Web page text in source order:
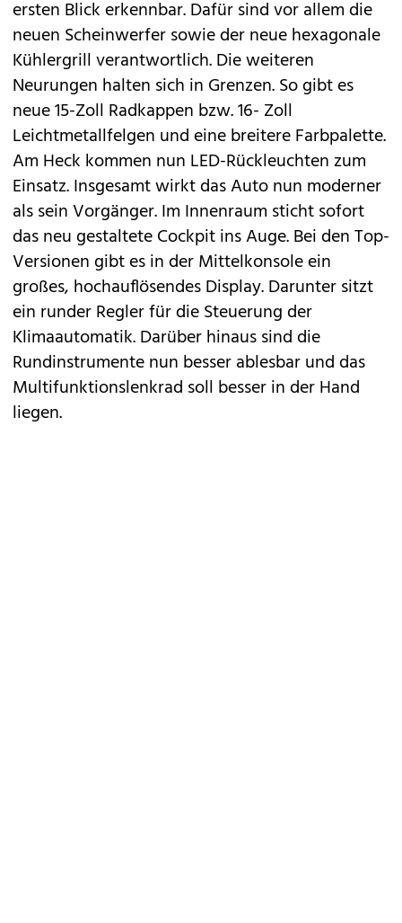
ersten Blick erkennbar. Dafür sind vor allem die
neuen Scheinwerfer sowie der neue hexagonale
Kühlergrill verantwortlich. Die weiteren
Neurungen halten sich in Grenzen. So gibt es
neue 15-Zoll Radkappen bzw. 16- Zoll
Leichtmetallfelgen und eine breitere Farbpalette.
Am Heck kommen nun LED-Rückleuchten zum
Einsatz. Insgesamt wirkt das Auto nun moderner
alssein Vorgänger. Im Innenraum sticht sofort
das neu gestaltete Cockpit ins Auge. Bei den Top-
Versionen gibt es in der Mittelkonsole ein
großes, hochauflösendes Display. Darunter sitzt
ein runder Regler für die Steuerung der
Klimaautomatik. Darüber hinaus sind die
Rundinstrumente nun besser ablesbar und das
Multifunktionslenkrad soll besser in der Hand
liegen.